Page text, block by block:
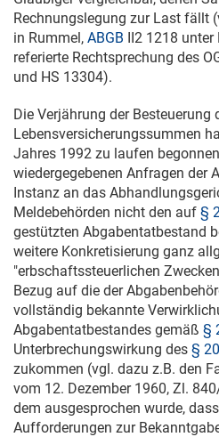
Rechnungslegung zur Last fällt
in Rummel, ABGB II2 1218 unter
referierte Rechtsprechung des
und HS 13304).
Die Verjährung der Besteuerung
Lebensversicherungssummen
Jahres 1992 zu laufen
wiedergegebenen Anfragen der
Instanz an das
Meldebehörden nicht den auf §
gestützten Abgabentatbestand
weitere Konkretisierung ganz
"erbschaftssteuerlichen
Bezug auf die der
vollständig bekannte
Abgabentatbestandes gemäß §
Unterbrechungswirkung des §
zukommen (vgl. dazu z.B. den
vom 12. Dezember 1960, Zl.
dem ausgesprochen wurde,
Aufforderungen zur